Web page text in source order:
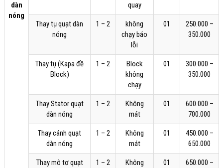
dàn
nóng
quay
Thay tụ quạt dàn
nóng
1 – 2
không
chạy báo
lỗi
01
250.000 –
350.000
Thay tụ (Kapa đề
Block)
1 – 2
Block
không
chạy
01
300.000 –
350.000
Thay Stator quạt
dàn nóng
1 – 2
Không
mát
01
600.000 –
700.000
Thay cánh quạt
dàn nóng
1 – 2
Không
mát
01
450.000 –
650.000
Thay mô tơ quạt
1 – 2
Không
01
650.000 –